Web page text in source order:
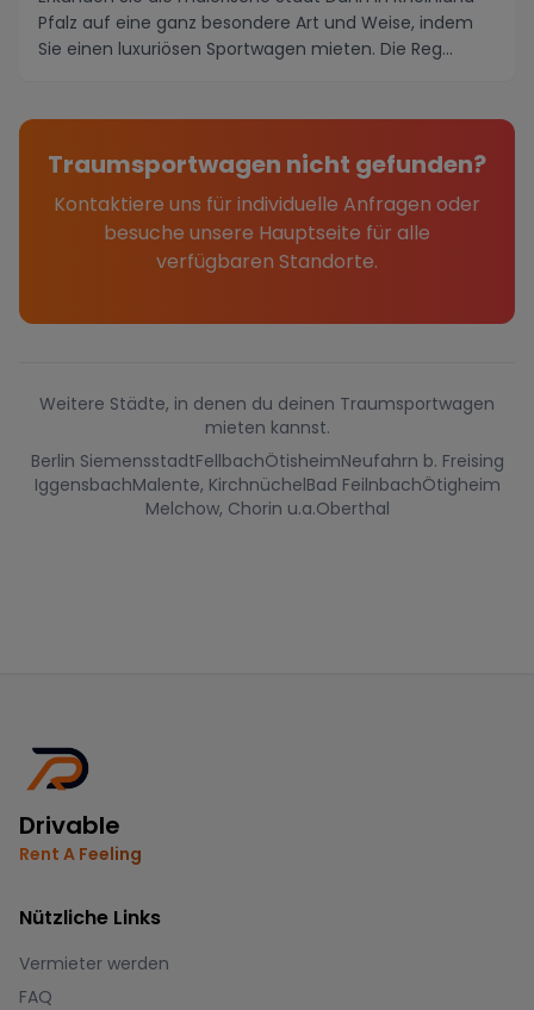
Pfalz auf eine ganz besondere Art und Weise, indem
Sie einen luxuriösen Sportwagen mieten. Die Reg...
Traumsportwagen nicht gefunden?
Kontaktiere uns für individuelle Anfragen oder
besuche unsere Hauptseite für alle
verfügbaren Standorte.
Weitere Städte, in denen du deinen Traumsportwagen
mieten kannst.
Berlin SiemensstadtFellbachÖtisheimNeufahrn b. Freising
IggensbachMalente, KirchnüchelBad FeilnbachÖtigheim
Melchow, Chorin u.a.Oberthal
Drivable
Rent A Feeling
Nützliche Links
Vermieter werden
FAQ